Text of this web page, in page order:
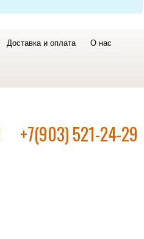
Доставка и оплата О нас
+7(903) 521-24-29